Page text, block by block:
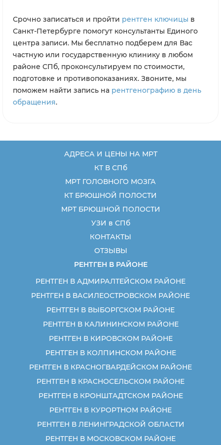
Срочно записаться и пройти рентген ключицы в
Санкт-Петербурге помогут консультанты Единого
центра записи. Мы бесплатно подберем для Вас
частную или государственную клинику в любом
районе СПб, проконсультируем по стоимости,
подготовке и противопоказаниях. Звоните, мы
поможем найти запись на рентгенографию в день
обращения.
АДРЕСА И ЦЕНЫ НА МРТ
КТ В СПб
МРТ ГОЛОВНОГО МОЗГА
КТ БРЮШНОЙ ПОЛОСТИ
МРТ БРЮШНОЙ ПОЛОСТИ
УЗИ в СПб
КОНТАКТЫ
ОТЗЫВЫ
РЕНТГЕН В РАЙОНЕ
РЕНТГЕН В АДМИРАЛТЕЙСКОМ РАЙОНЕ
РЕНТГЕН В ВАСИЛЕОСТРОВСКОМ РАЙОНЕ
РЕНТГЕН В ВЫБОРГСКОМ РАЙОНЕ
РЕНТГЕН В КАЛИНИНСКОМ РАЙОНЕ
РЕНТГЕН В КИРОВСКОМ РАЙОНЕ
РЕНТГЕН В КОЛПИНСКОМ РАЙОНЕ
РЕНТГЕН В КРАСНОГВАРДЕЙСКОМ РАЙОНЕ
РЕНТГЕН В КРАСНОСЕЛЬСКОМ РАЙОНЕ
РЕНТГЕН В КРОНШТАДТСКОМ РАЙОНЕ
РЕНТГЕН В КУРОРТНОМ РАЙОНЕ
РЕНТГЕН В ЛЕНИНГРАДСКОЙ ОБЛАСТИ
РЕНТГЕН В МОСКОВСКОМ РАЙОНЕ